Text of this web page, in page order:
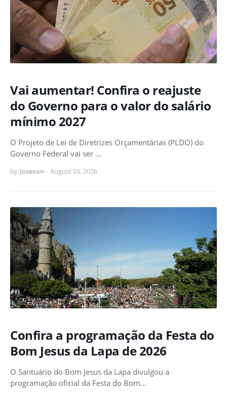
Vai aumentar! Confira o reajuste
do Governo para o valor do salário
mínimo 2027
O Projeto de Lei de Diretrizes Orçamentárias (PLDO) do
Governo Federal vai ser …
by Josevan - August 05, 2026
Confira a programação da Festa do
Bom Jesus da Lapa de 2026
O Santuário do Bom Jesus da Lapa divulgou a
programação oficial da Festa do Bom…